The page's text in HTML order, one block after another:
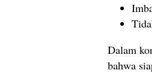
Dalam
bahwa